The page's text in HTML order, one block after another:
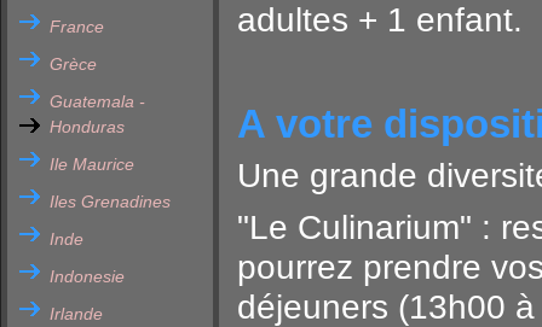
France
Grèce
Guatemala -
Honduras
Ile Maurice
Iles Grenadines
Inde
Indonesie
Irlande
adultes + 1 enfant.
A votre
Une grande
"Le Culinarium" :
pourrez prendre
déjeuners (13h00